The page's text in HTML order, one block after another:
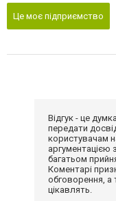
Це моє підприємство
Відгук - це
передати
користувачам
аргументацією
багатьом
Коментарі
обговорення, а
цікавлять.